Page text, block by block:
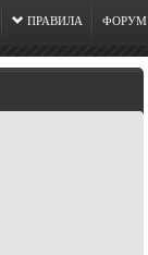
ПРАВИЛА ФОРУМ